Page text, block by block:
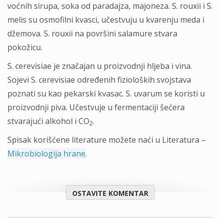
voćnih sirupa, soka od paradajza, majoneza. S. rouxii i S.
melis su osmofilni kvasci, učestvuju u kvarenju meda i
džemova. S. rouxii na površini salamure stvara
pokožicu.
S. cerevisiae je značajan u proizvodnji hljeba i vina.
Sojevi S. cerevisiae određenih fizioloških svojstava
poznati su kao pekarski kvasac. S. uvarum se koristi u
proizvodnji piva. Učestvuje u fermentaciji šećera
stvarajući alkohol i CO2.
Spisak korišćene literature možete naći u Literatura –
Mikrobiologija hrane.
OSTAVITE KOMENTAR